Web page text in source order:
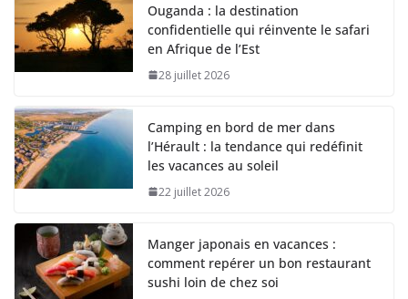
Ouganda : la destination
confidentielle qui réinvente le safari
en Afrique de l’Est
28 juillet 2026
Camping en bord de mer dans
l’Hérault : la tendance qui redéfinit
les vacances au soleil
22 juillet 2026
Manger japonais en vacances :
comment repérer un bon restaurant
sushi loin de chez soi